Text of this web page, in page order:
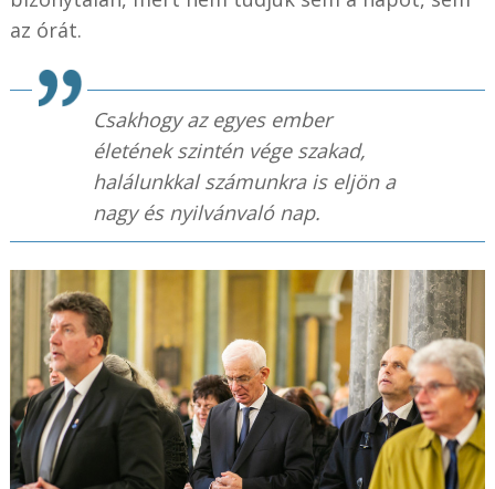
az órát.
Csakhogy az egyes ember
életének szintén vége szakad,
halálunkkal számunkra is eljön a
nagy és nyilvánvaló nap.